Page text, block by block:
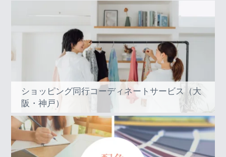
ショッピング同行コーディネートサービス（大
阪・神戸）